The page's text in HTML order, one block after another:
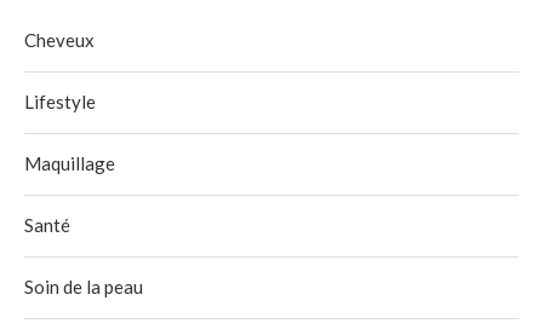
Cheveux
Lifestyle
Maquillage
Santé
Soin de la peau